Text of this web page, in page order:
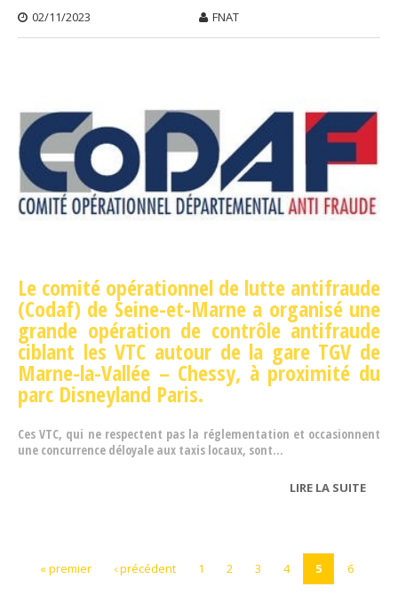
02/11/2023 FNAT
Le comité opérationnel de lutte antifraude
(Codaf) de Seine-et-Marne a organisé une
grande opération de contrôle antifraude
ciblant les VTC autour de la gare TGV de
Marne-la-Vallée – Chessy, à proximité du
parc Disneyland Paris.
Ces VTC, qui ne respectent pas la réglementation et occasionnent
une concurrence déloyale aux taxis locaux, sont...
LIRE LA SUITEDE
« premier ‹ précédent 1 2 3 4 5 6